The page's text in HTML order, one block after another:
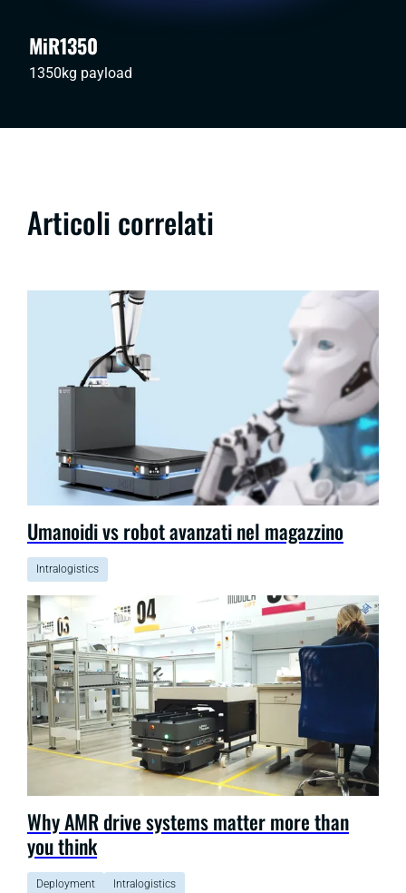
MiR1350
1350kg payload
Articoli correlati
Umanoidi vs robot avanzati nel magazzino
Intralogistics
Why AMR drive systems matter more than
you think
Deployment Intralogistics